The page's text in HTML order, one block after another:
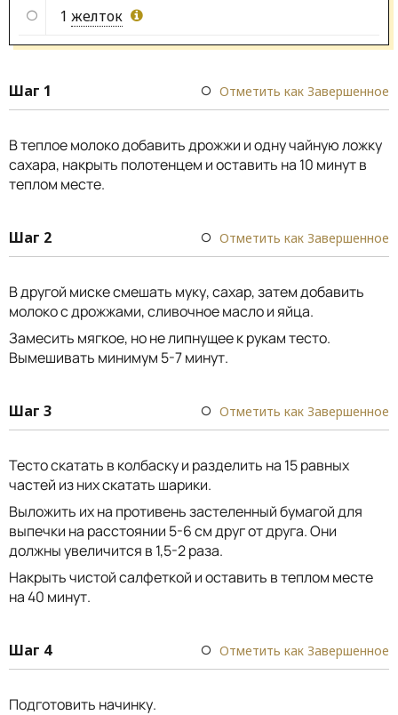
1 желток
Шаг 1 Отметить как Завершенное
В теплое молоко добавить дрожжи и одну чайную ложку
сахара, накрыть полотенцем и оставить на 10 минут в
теплом месте.
Шаг 2 Отметить как Завершенное
В другой миске смешать муку, сахар, затем добавить
молоко с дрожжами, сливочное масло и яйца.
Замесить мягкое, но не липнущее к рукам тесто.
Вымешивать минимум 5-7 минут.
Шаг 3 Отметить как Завершенное
Тесто скатать в колбаску и разделить на 15 равных
частей из них скатать шарики.
Выложить их на противень застеленный бумагой для
выпечки на расстоянии 5-6 см друг от друга. Они
должны увеличится в 1,5-2 раза.
Накрыть чистой салфеткой и оставить в теплом месте
на 40 минут.
Шаг 4 Отметить как Завершенное
Подготовить начинку.